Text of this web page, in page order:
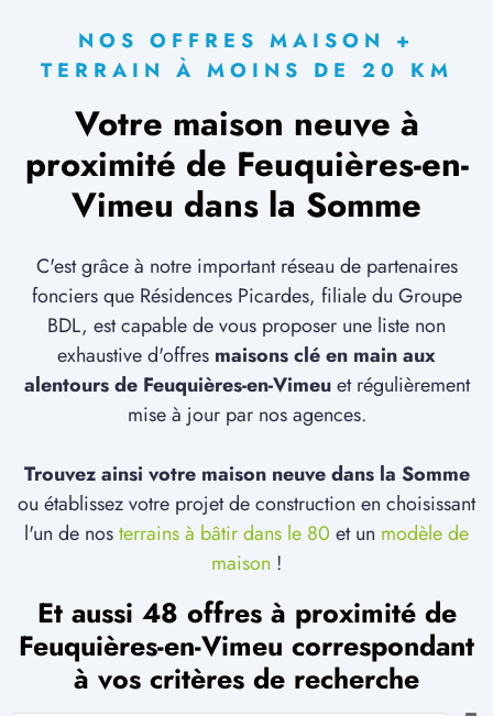
NOS OFFRES MAISON +
TERRAIN À MOINS DE 20 KM
Votre maison neuve à
proximité de Feuquières-en-
Vimeu dans la Somme
C'est grâce à notre important réseau de partenaires
fonciers que Résidences Picardes, filiale du Groupe
BDL, est capable de vous proposer une liste non
exhaustive d'offres maisons clé en main aux
alentours de Feuquières-en-Vimeuet régulièrement
mise à jour par nos agences.
Trouvez ainsi votre maison neuve dans la Somme
ou établissez votre projet de construction en choisissant
l'un de nosterrains à bâtir dans le 80 et un modèle de
maison !
Et aussi 48 offres à proximité de
Feuquières-en-Vimeu correspondant
à vos critères de recherche